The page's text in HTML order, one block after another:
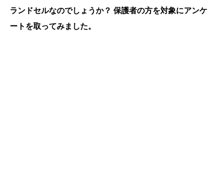
ランドセルなのでしょうか？ 保護者の方を対象にアンケ
ートを取ってみました。